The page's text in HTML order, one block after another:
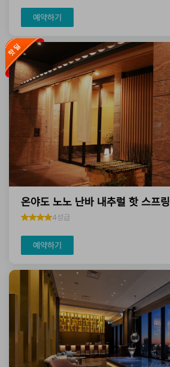
예약하기
온야도 노노 난바 내추럴 핫 스프링
4성급
예약하기